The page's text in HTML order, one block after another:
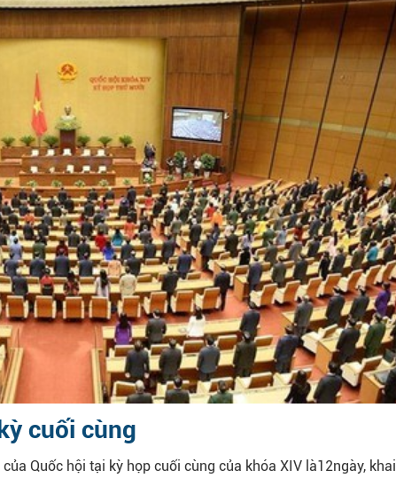
cuối cùng
Quốc hội tại kỳ họp cuối cùng của khóa XIV là12ngày, khai